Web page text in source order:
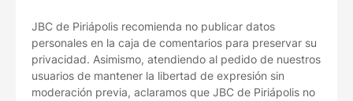
JBC de Piriápolis recomienda no publicar datos
personales en la caja de comentarios para preservar su
privacidad. Asimismo, atendiendo al pedido de nuestros
usuarios de mantener la libertad de expresión sin
moderación previa, aclaramos que JBC de Piriápolis no